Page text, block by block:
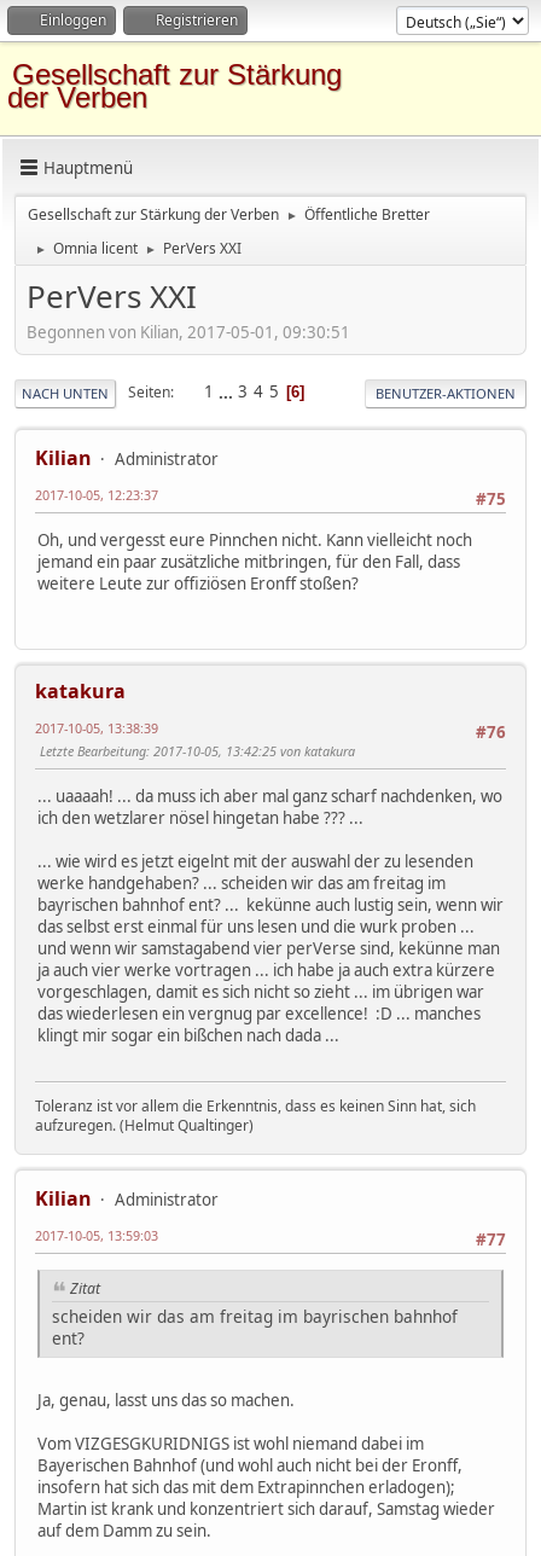
Einloggen Registrieren
Gesellschaft zur Stärkung
der Verben
Hauptmenü
Gesellschaft zur Stärkung der Verben ► Öffentliche Bretter
► Omnia licent ► PerVers XXI
PerVers XXI
Begonnen von Kilian, 2017-05-01, 09:30:51
NACH UNTEN Seiten 1 ... 3 4 5 6 BENUTZER-AKTIONEN
Kilian
Administrator
#75
2017-10-05, 12:23:37
Oh, und vergesst eure Pinnchen nicht. Kann vielleicht noch
jemand ein paar zusätzliche mitbringen, für den Fall, dass
weitere Leute zur offiziösen Eronff stoßen?
katakura
#76
2017-10-05, 13:38:39
Letzte Bearbeitung: 2017-10-05, 13:42:25 von katakura
... uaaaah! ... da muss ich aber mal ganz scharf nachdenken, wo
ich den wetzlarer nösel hingetan habe ??? ...
... wie wird es jetzt eigelnt mit der auswahl der zu lesenden
werke handgehaben? ... scheiden wir das am freitag im
bayrischen bahnhof ent? ... kekünne auch lustig sein, wenn wir
das selbst erst einmal für uns lesen und die wurk proben ...
und wenn wir samstagabend vier perVerse sind, kekünne man
ja auch vier werke vortragen ... ich habe ja auch extra kürzere
vorgeschlagen, damit es sich nicht so zieht ... im übrigen war
das wiederlesen ein vergnug par excellence! :D ... manches
klingt mir sogar ein bißchen nach dada ...
Toleranz ist vor allem die Erkenntnis, dass es keinen Sinn hat, sich
aufzuregen. (Helmut Qualtinger)
Kilian
Administrator
#77
2017-10-05, 13:59:03
Zitat
scheiden wir das am freitag im bayrischen bahnhof
ent?
Ja, genau, lasst uns das so machen.
Vom VIZGESGKURIDNIGS ist wohl niemand dabei im
Bayerischen Bahnhof (und wohl auch nicht bei der Eronff,
insofern hat sich das mit dem Extrapinnchen erladogen);
Martin ist krank und konzentriert sich darauf, Samstag wieder
auf dem Damm zu sein.